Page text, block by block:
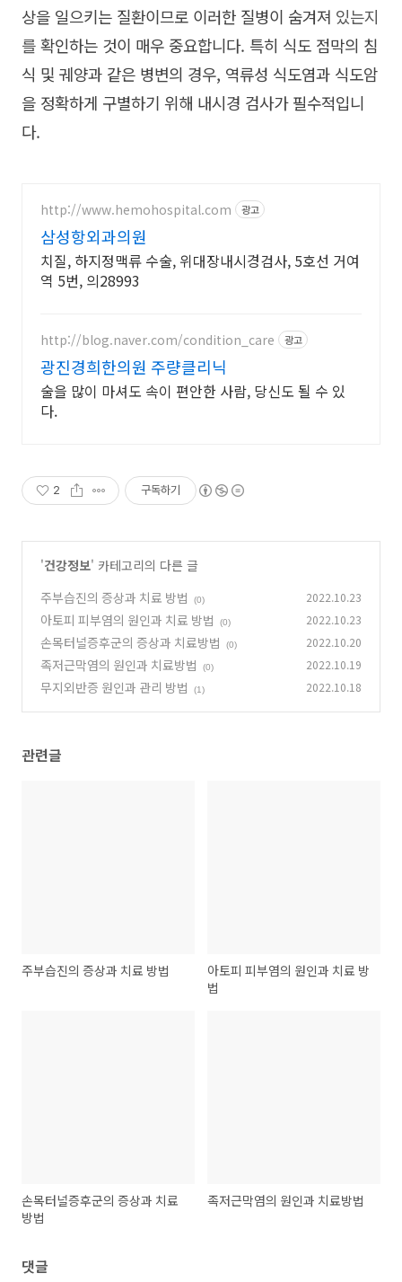
상을 일으키는 질환이므로 이러한 질병이 숨겨져 있는지
를확인하는 것이 매우 중요합니다. 특히 식도 점막의 침
식 및 궤양과 같은 병변의 경우, 역류성 식도염과 식도암
을 정확하게 구별하기 위해 내시경 검사가 필수적입니
다.
http://www.hemohospital.com 광고
삼성항외과의원
치질, 하지정맥류 수술, 위대장내시경검사, 5호선 거여
역 5번, 의28993
http://blog.naver.com/condition_care 광고
광진경희한의원 주량클리닉
술을 많이 마셔도 속이 편안한 사람, 당신도 될 수 있
다.
2 구독하기
'건강정보' 카테고리의 다른 글
주부습진의 증상과 치료 방법
(0) 2022.10.23
아토피 피부염의 원인과 치료 방법 (0) 2022.10.23
손목터널증후군의 증상과 치료방법 (0) 2022.10.20
족저근막염의 원인과 치료방법 (0) 2022.10.19
무지외반증 원인과 관리 방법 (1) 2022.10.18
관련글
주부습진의 증상과 치료 방법
아토피 피부염의 원인과 치료 방
법
손목터널증후군의 증상과 치료
방법
족저근막염의 원인과 치료방법
댓글